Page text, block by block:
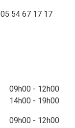
05 54 67 17 17
09h00 - 12h00
14h00 - 19h00
09h00 - 12h00